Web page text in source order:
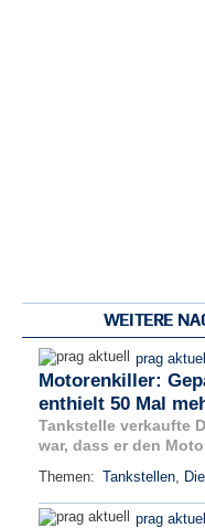
WEITERE
prag aktuell
Motorenkiller:
enthielt 50 Mal
Tankstelle verkaufte
war, dass er den
Themen: Tankstellen,
prag aktuell